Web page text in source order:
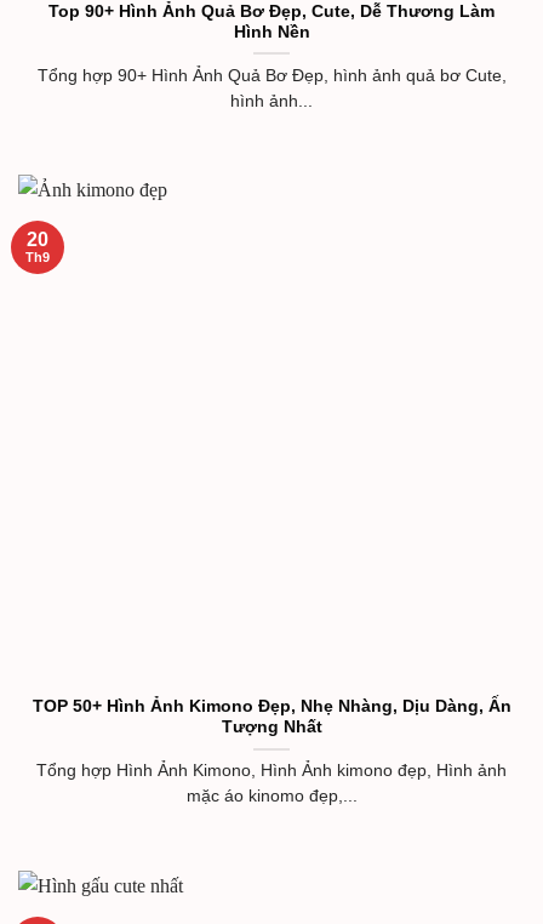
Top 90+ Hình Ảnh Quả Bơ Đẹp, Cute, Dễ Thương Làm
Hình Nền
Tổng hợp 90+ Hình Ảnh Quả Bơ Đẹp, hình ảnh quả bơ Cute,
hình ảnh...
TOP 50+ Hình Ảnh Kimono Đẹp, Nhẹ Nhàng, Dịu Dàng, Ấn
Tượng Nhất
Tổng hợp Hình Ảnh Kimono, Hình Ảnh kimono đẹp, Hình ảnh
mặc áo kinomo đẹp,...
20
Th9